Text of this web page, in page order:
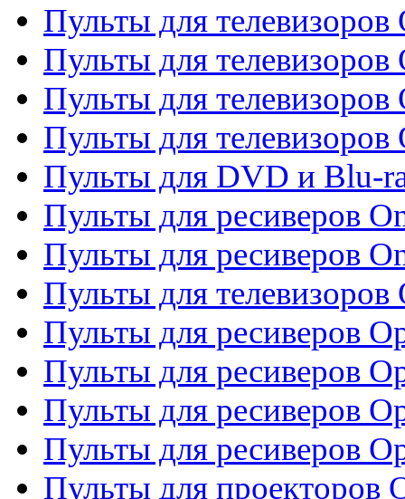
Пульты для телевизоров
Пульты для телевизоров
Пульты для телевизоров
Пульты для телевизоров
Пульты для DVD и Blu-
Пульты для ресиверов
Пульты для ресиверов
Пульты для телевизоров
Пульты для ресиверов
Пульты для ресиверов
Пульты для ресиверов
Пульты для ресиверов
Пульты для проекторов